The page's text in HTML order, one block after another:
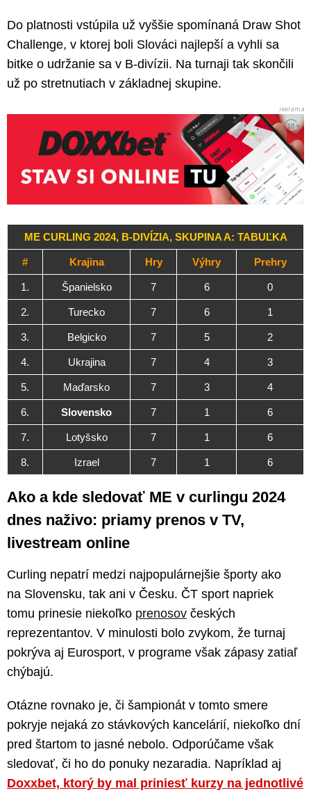
Do platnosti vstúpila už vyššie spomínaná Draw Shot
Challenge, v ktorej boli Slováci najlepší a vyhli sa
bitke o udržanie sa v B-divízii. Na turnaji tak skončili
už po stretnutiach v základnej skupine.
ME CURLING 2024, B-DIVÍZIA, SKUPINA A: TABUĽKA
# Krajina Hry Výhry Prehry
1. Španielsko 7 6 0
2. Turecko 7 6 1
3. Belgicko 7 5 2
4. Ukrajina 7 4 3
5. Maďarsko 7 3 4
6. Slovensko 7 1 6
7. Lotyšsko 7 1 6
8. Izrael 7 1 6
Ako a kde sledovať ME v curlingu 2024
dnes naživo: priamy prenos v TV,
livestream online
Curling nepatrí medzi najpopulárnejšie športy ako
na Slovensku, tak ani v Česku. ČT sport napriek
tomu prinesie niekoľko prenosov českých
reprezentantov. V minulosti bolo zvykom, že turnaj
pokrýva aj Eurosport, v programe však zápasy zatiaľ
chýbajú.
Otázne rovnako je, či šampionát v tomto smere
pokryje nejaká zo stávkových kancelárií, niekoľko dní
pred štartom to jasné nebolo. Odporúčame však
sledovať, či ho do ponuky nezaradia. Napríklad aj
Doxxbet, ktorý by mal priniesť kurzy na jednotlivé